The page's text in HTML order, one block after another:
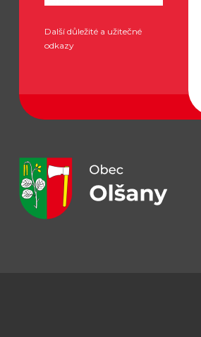
Další důležité a užitečné
odkazy